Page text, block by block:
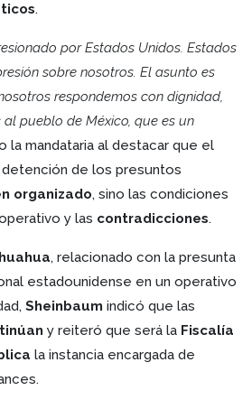
.
por Estados Unidos. Estados
sobre nosotros. El asunto es
respondemos con dignidad,
pueblo de México, que es un
la mandataria al destacar que el
de los presuntos
organizado, sino las condiciones
y las contradicciones.
, relacionado con la presunta
estadounidense en un operativo
Sheinbaum indicó que las
y reiteró que será la Fiscalía
la instancia encargada de